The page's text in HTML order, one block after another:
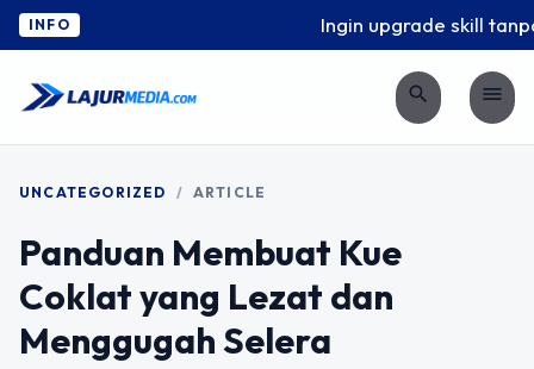
INFO Ingin upgrade skill
search menu
UNCATEGORIZED / ARTICLE
Panduan Membuat Kue
Coklat yang Lezat dan
Menggugah Selera